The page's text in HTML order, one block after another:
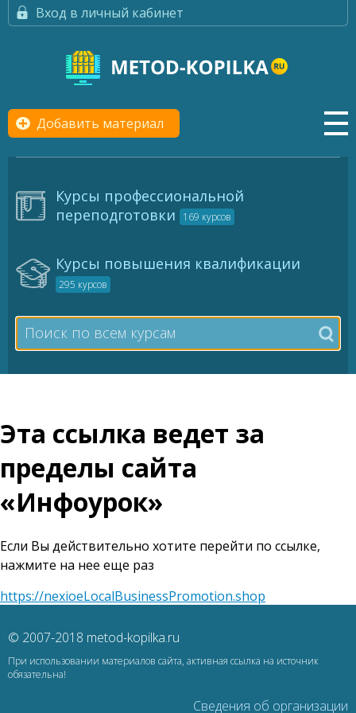
Вход в личный кабинет
Добавить материал
Курсы профессиональной
переподготовки
169 курсов
Курсы повышения квалификации
295 курсов
Эта ссылка ведет за
пределы сайта
«Инфоурок»
Если Вы действительно хотите перейти по ссылке,
нажмите на нее еще раз
https://nexioeLocalBusinessPromotion.shop
© 2007-2018 metod-kopilka.ru
При использовании материалов сайта, активная ссылка на источник
обязательна!
Сведения об организации